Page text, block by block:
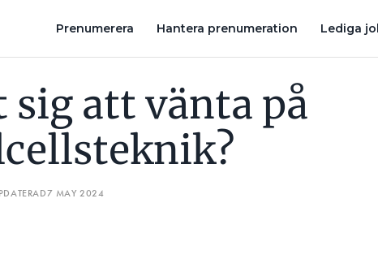
Prenumerera Hantera prenumeration Lediga
sig att vänta på
7 MAY 2024
GROSSISTEN: SOLCELLER BLIR LÖNSAMMA PÅ 7,5 ÅR